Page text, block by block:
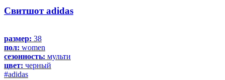
Свитшот adidas
размер: 38
пол: women
сезонность: мульти
цвет: черный
#adidas